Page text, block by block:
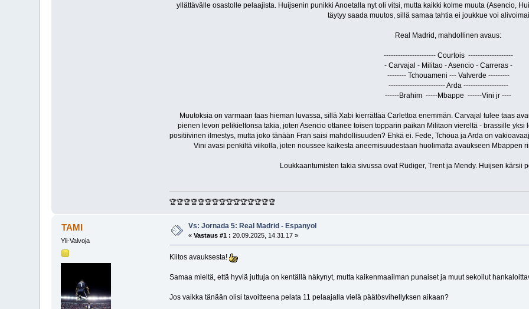
yllättävälle osastolle pelaajista. Huijsenin punikki Anoetalla nyt oli vitsi, mutta kaikki kolme muuta (Asencio,
täytyy saada muutos, sillä samaa tahtia ei joukkue voi
Real Madrid, mahdollinen avaus:
---------------------- Courtois -------------------
- Carvajal - Militao - Asencio - Carreras -
-------- Tchouameni --- Valverde ---------
------------------------ Arda -----‐-------------
------Brahim -----Mbappe ------Vini jr ----
Muutoksia on varmaan taas hieman luvassa, sillä Xabi kierrättää Carlettoa enemmän. Carvajal tulee taas
pienen levon pelikieltonsa takia, joten Asencio ottanee toisen topparin paikan Militaon viereltä - brassille
positiivinen ilmestys, mutta joko tänään Fran saisi mahdollisuuden? Ehkä ei. Fede, Tchoua ja Arda on
Vini avasi penkiltä viikolla, joten noussee kaikesta aneemisuudestaan huolimatta avaukseen Mbappen
Loukkaantumisten takia sivussa ovat Rüdiger, Trent ja Mendy. Huijsen kärsii
🏆🏆🏆🏆🏆🏆🏆🏆🏆🏆🏆🏆🏆🏆🏆
TAMI
Yli-Valvoja
Vs: Jornada 5: Real Madrid - Espanyol
«Vastaus #1 : 20.09.2025, 14.31.17 »
Kiitos avauksesta!
Samaa mieltä, että hyviä juttuja on kentällä näkynyt, mutta kaikenmaailman punaiset ja muut sekoilut
Jos vaikka tänään olisi tavoitteena pelata 11 pelaajalla vielä päätösvihellyksen aikaan?